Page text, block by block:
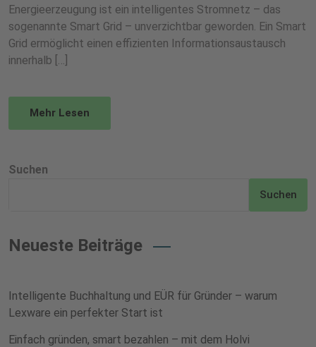
Energieerzeugung ist ein intelligentes Stromnetz – das
sogenannte Smart Grid – unverzichtbar geworden. Ein Smart
Grid ermöglicht einen effizienten Informationsaustausch
innerhalb […]
Mehr Lesen
Suchen
Suchen
Neueste Beiträge
Intelligente Buchhaltung und EÜR für Gründer – warum
Lexware ein perfekter Start ist
Einfach gründen, smart bezahlen – mit dem Holvi